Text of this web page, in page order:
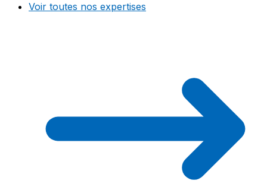
Voir toutes nos expertises